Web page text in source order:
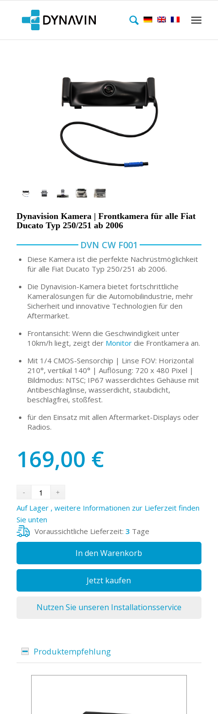
Dynavision Kamera | Frontkamera für alle Fiat
Ducato Typ 250/251 ab 2006
DVN CW F001
Diese Kamera ist die perfekte Nachrüstmöglichkeit
für alle Fiat Ducato Typ 250/251 ab 2006.
Die Dynavision-Kamera bietet fortschrittliche
Kameralösungen für die Automobilindustrie, mehr
Sicherheit und innovative Technologien für den
Aftermarket.
Frontansicht: Wenn die Geschwindigkeit unter
10km/h liegt, zeigt der Monitordie Frontkamera an.
Mit 1/4 CMOS-Sensorchip | Linse FOV: Horizontal
210°, vertikal 140° | Auflösung: 720 x 480 Pixel |
Bildmodus: NTSC; IP67 wasserdichtes Gehäuse mit
Antibeschlaglinse, wasserdicht, staubdicht,
beschlagfrei, stoßfest.
für den Einsatz mit allen Aftermarket-Displays oder
Radios.
169,00 €
Auf Lager , weitere Informationen zur Lieferzeit finden
Sie unten
Voraussichtliche Lieferzeit: 3 Tage
In den Warenkorb
Jetzt kaufen
Nutzen Sie unseren Installationsservice
Produktempfehlung